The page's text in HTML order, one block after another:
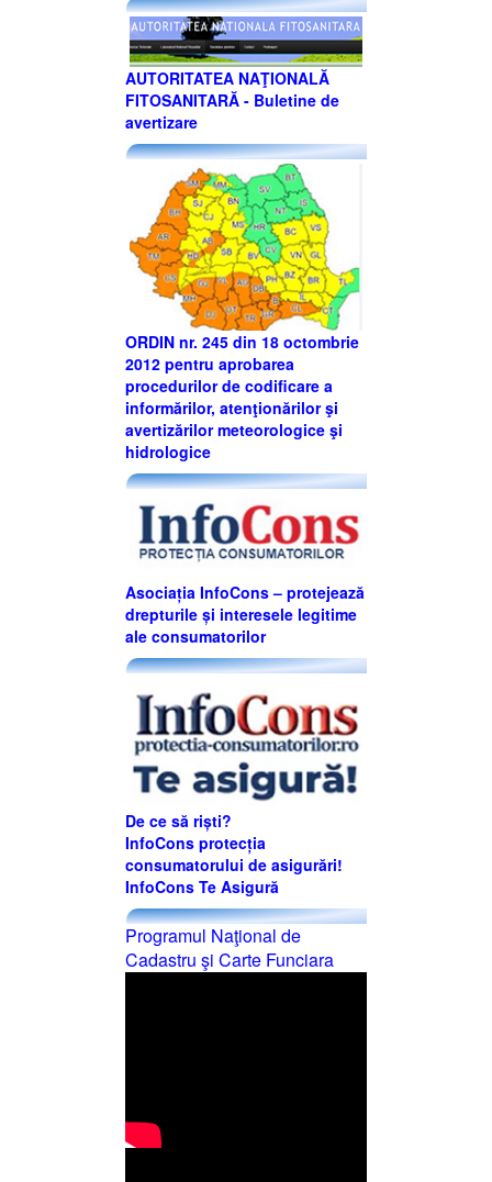
AUTORITATEA NAŢIONALĂ
FITOSANITARĂ - Buletine de
avertizare
ORDIN nr. 245 din 18 octombrie
2012 pentru aprobarea
procedurilor de codificare a
informărilor, atenţionărilor şi
avertizărilor meteorologice şi
hidrologice
Asociația InfoCons – protejează
drepturile și interesele legitime
ale consumatorilor
De ce să riști?
InfoCons protecția
consumatorului de asigurări!
InfoCons Te Asigură
Programul Naţional de
Cadastru şi Carte Funciara